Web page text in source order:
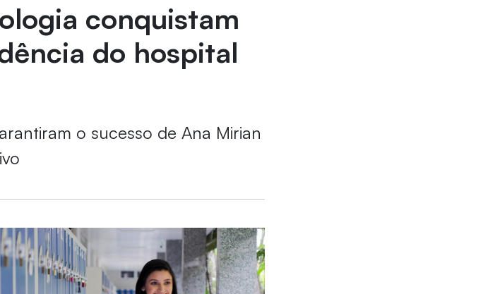
conquistam
do hospital
o sucesso de Ana Mirian